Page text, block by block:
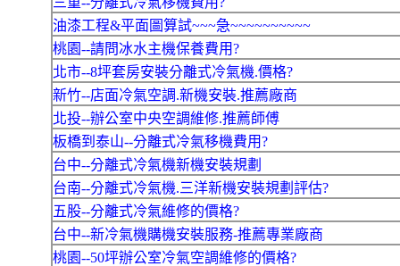
油漆工程&平面圖算試~~~急~~~~~~~~~~
桃園--請問冰水主機保養費用?
北市--8坪套房安裝分離式冷氣機.價格?
新竹--店面冷氣空調.新機安裝.推薦廠商
北投--辦公室中央空調維修.推薦師傅
板橋到泰山--分離式冷氣移機費用?
台中--分離式冷氣機新機安裝規劃
台南--分離式冷氣機.三洋新機安裝規劃評估?
五股--分離式冷氣維修的價格?
台中--新冷氣機購機安裝服務-推薦專業廠商
桃園--50坪辦公室冷氣空調維修的價格?